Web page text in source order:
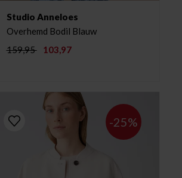
Studio Anneloes
Overhemd Bodil Blauw
159,95
103,97
-25%